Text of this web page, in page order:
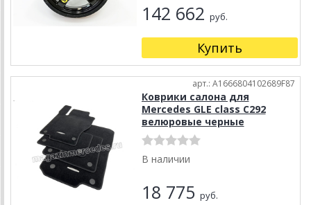
142 662 руб.
Купить
арт.: A1666804102689F87
Коврики салона для
Mercedes GLE class C292
велюровые черные
В наличии
18 775 руб.